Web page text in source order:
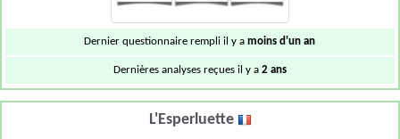
Dernier questionnaire rempli il y amoins d'un an
Dernières analyses reçues il y a 2 ans
L'Esperluette